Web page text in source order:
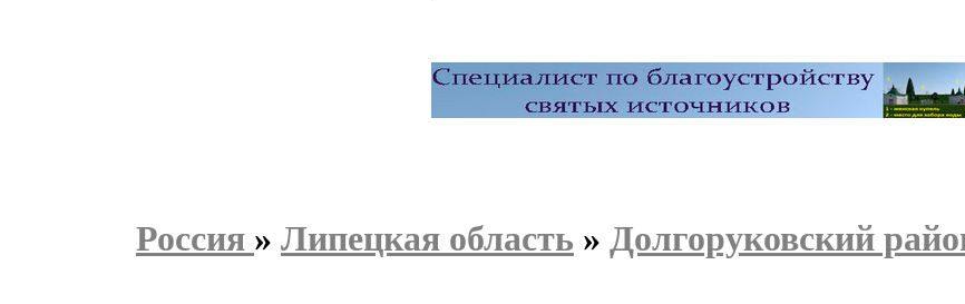
Россия » Липецкая область » Долгоруковский